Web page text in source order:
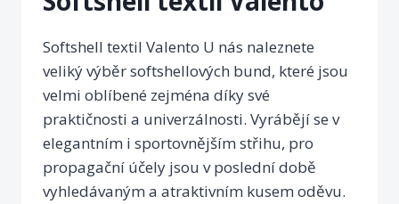
Softshell textil Valento U nás naleznete
veliký výběr softshellových bund, které jsou
velmi oblíbené zejména díky své
praktičnosti a univerzálnosti. Vyrábějí se v
elegantním i sportovnějším střihu, pro
propagační účely jsou v poslední době
vyhledávaným a atraktivním kusem oděvu.